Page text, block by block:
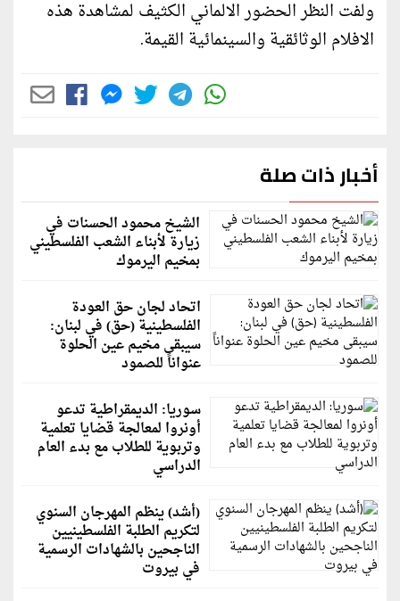
ولفت النظر الحضور الالماني الكثيف لمشاهدة هذه
الافلام الوثائقية والسينمائية القيمة.
أخبار ذات صلة
الشيخ محمود الحسنات في
زيارة لأبناء الشعب الفلسطيني
بمخيم اليرموك
اتحاد لجان حق العودة
الفلسطينية (حق) في لبنان:
سيبقى مخيم عين الحلوة
عنواناً للصمود
سوريا: الديمقراطية تدعو
أونروا لمعالجة قضايا تعلمية
وتربوية للطلاب مع بدء العام
الدراسي
(أشد) ينظم المهرجان السنوي
لتكريم الطلبة الفلسطينيين
الناجحين بالشهادات الرسمية
في بيروت